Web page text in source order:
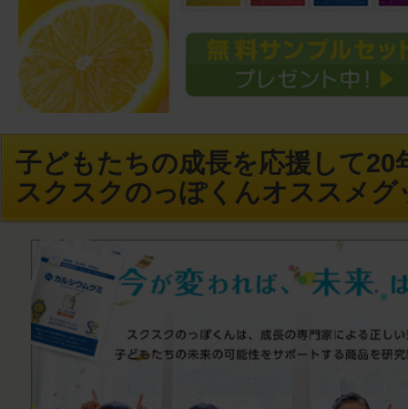
子どもたちの成長を応援して20
スクスクのっぽくんオススメグ